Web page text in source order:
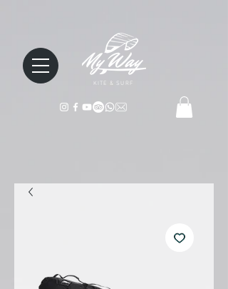
KITE & SURF